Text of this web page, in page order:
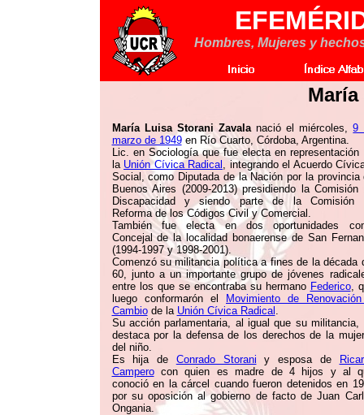
Hombres, Mujeres y
María Luisa Storani Zavalanació el miércoles,9
marzo de 1949en Río Cuarto, Córdoba, Argentina.
Lic. en Sociología que fue electa en representación
la Unión Cívica Radical , integrando el Acuerdo
Social, como Diputada de la Nación por la provincia
Buenos Aires (2009-2013) presidiendo la Comisión
Discapacidad y siendo parte de la Comisión
Reforma de los Códigos Civil y Comercial.
También fue electa en dos oportunidades
Concejal de la localidad bonaerense de San
(1994-1997 y 1998-2001).
Comenzó su militancia política a fines de la década
60, junto a un importante grupo de jóvenes
entre los que se encontraba su hermano Federico,
luego conformarón el
Movimiento de
Cambiode la Unión Cívica Radical .
Su acción parlamentaria, al igual que su militancia,
destaca por la defensa de los derechos de la
del niño.
Es hija de Conrado Storani y esposa de
Camperocon quien es madre de 4 hijos y al
conoció en la cárcel cuando fueron detenidos en
por su oposición al gobierno de facto de Juan
Ongania.